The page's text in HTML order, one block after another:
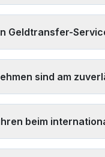
und -menge zu
Geldtransfer-
Gebühren und
sind am
beim